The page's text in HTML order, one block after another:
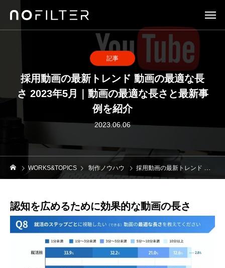
記事
採用動画の最新トレンド 動画の最適な長
さ 2023年5月｜動画の最適な長さと最新事
例を紹介
2023.06.06
WORKS&TOPICS 制作ノウハウ 採用動画の最新トレンド 動画の最適な長さ 2023年5月｜動画の最適な長さと最新事例を紹介
認知を広めるために効果的な動画の長さ